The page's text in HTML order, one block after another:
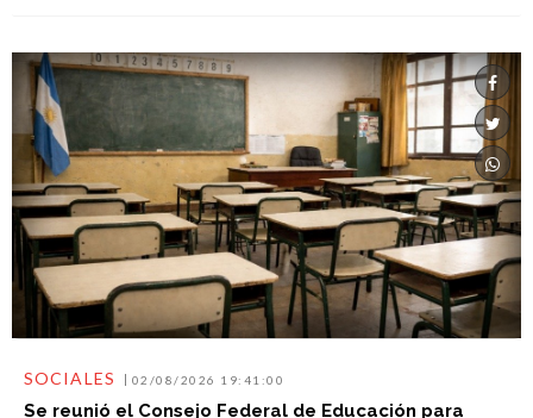
SOCIALES 02/08/2026 19:41:00
Se reunió el Consejo Federal de Educación para